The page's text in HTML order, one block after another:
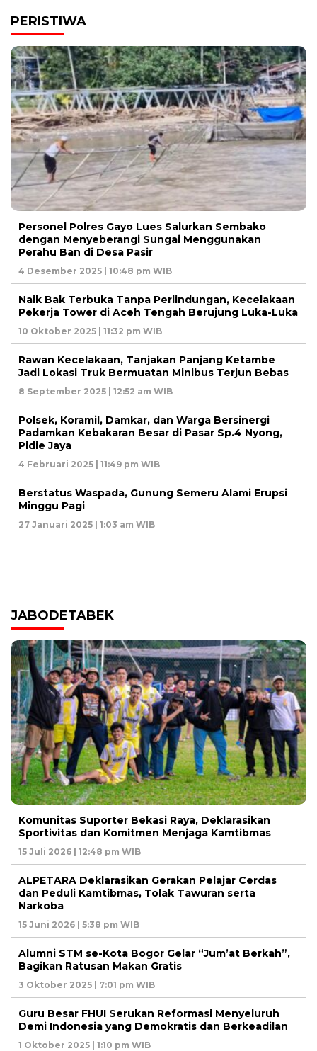
PERISTIWA
Personel Polres Gayo Lues Salurkan Sembako
dengan Menyeberangi Sungai Menggunakan
Perahu Ban di Desa Pasir
4 Desember 2025 | 10:48 pm WIB
Naik Bak Terbuka Tanpa Perlindungan, Kecelakaan
Pekerja Tower di Aceh Tengah Berujung Luka-Luka
10 Oktober 2025 | 11:32 pm WIB
Rawan Kecelakaan, Tanjakan Panjang Ketambe
Jadi Lokasi Truk Bermuatan Minibus Terjun Bebas
8 September 2025 | 12:52 am WIB
Polsek, Koramil, Damkar, dan Warga Bersinergi
Padamkan Kebakaran Besar di Pasar Sp.4 Nyong,
Pidie Jaya
4 Februari 2025 | 11:49 pm WIB
Berstatus Waspada, Gunung Semeru Alami Erupsi
Minggu Pagi
27 Januari 2025 | 1:03 am WIB
JABODETABEK
Komunitas Suporter Bekasi Raya, Deklarasikan
Sportivitas dan Komitmen Menjaga Kamtibmas
15 Juli 2026 | 12:48 pm WIB
ALPETARA Deklarasikan Gerakan Pelajar Cerdas
dan Peduli Kamtibmas, Tolak Tawuran serta
Narkoba
15 Juni 2026 | 5:38 pm WIB
Alumni STM se-Kota Bogor Gelar “Jum’at Berkah”,
Bagikan Ratusan Makan Gratis
3 Oktober 2025 | 7:01 pm WIB
Guru Besar FHUI Serukan Reformasi Menyeluruh
Demi Indonesia yang Demokratis dan Berkeadilan
1 Oktober 2025 | 1:10 pm WIB